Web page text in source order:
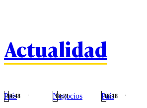
Actualidad
País
19:48 Negocios
18:21 País
18:18